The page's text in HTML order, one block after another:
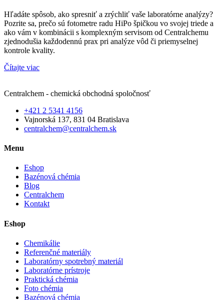
Hľadáte spôsob, ako spresniť a zrýchliť vaše laboratórne analýzy?
Pozrite sa, prečo sú fotometre radu HiPo špičkou vo svojej triede a
ako vám v kombinácii s komplexným servisom od Centralchemu
zjednodušia každodennú prax pri analýze vôd či priemyselnej
kontrole kvality.
Čítajte viac
Centralchem - chemická obchodná spoločnosť
+421 2 5341 4156
Vajnorská 137, 831 04 Bratislava
centralchem@centralchem.sk
Menu
Eshop
Bazénová chémia
Blog
Centralchem
Kontakt
Eshop
Chemikálie
Referenčné materiály
Laboratórny spotrebný materiál
Laboratórne prístroje
Praktická chémia
Foto chémia
Bazénová chémia